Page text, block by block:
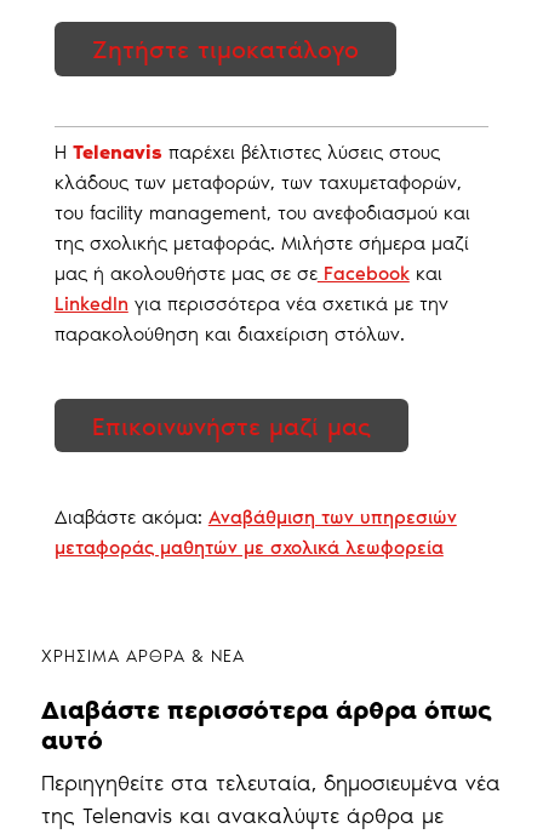
Ζητήστε τιμοκατάλογο
Η Telenavisπαρέχει βέλτιστες λύσεις στους
κλάδους των μεταφορών, των ταχυμεταφορών,
του facility management, του ανεφοδιασμού και
της σχολικής μεταφοράς. Μιλήστε σήμερα μαζί
μας ή ακολουθήστε μας σε σεFacebookκαι
LinkedIn για περισσότερα νέα σχετικά με την
παρακολούθηση και διαχείριση στόλων.
Επικοινωνήστε μαζί μας
Διαβάστε ακόμα: Αναβάθμιση των υπηρεσιών
μεταφοράς μαθητών με σχολικά λεωφορεία
ΧΡΗΣΙΜΑ ΑΡΘΡΑ & ΝΕΑ
Διαβάστε περισσότερα άρθρα όπως
αυτό
Περιηγηθείτε στα τελευταία, δημοσιευμένα νέα
της Telenavis και ανακαλύψτε άρθρα με